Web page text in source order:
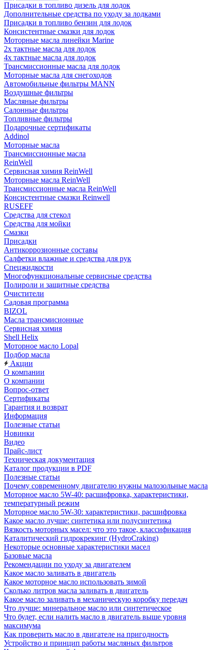
Присадки в топливо дизель для лодок
Дополнительные средства по уходу за лодками
Присадки в топливо бензин для лодок
Консистентные смазки для лодок
Моторные масла линейки Marine
2х тактные масла для лодок
4х тактные масла для лодок
Трансмиссионные масла для лодок
Моторные масла для снегоходов
Автомобильные фильтры MANN
Воздушные фильтры
Масляные фильтры
Салонные фильтры
Топливные фильтры
Подарочные сертификаты
Addinol
Моторные масла
Трансмиссионные масла
ReinWell
Сервисная химия ReinWell
Моторные масла ReinWell
Трансмиссионные масла ReinWell
Консистентные смазки Reinwell
RUSEFF
Средства для стекол
Средства для мойки
Смазки
Присадки
Антикоррозионные составы
Салфетки влажные и средства для рук
Спецжидкости
Многофункциональные сервисные средства
Полироли и защитные средства
Очистители
Садовая программа
BIZOL
Масла трансмисионные
Сервисная химия
Shell Helix
Моторное масло Lopal
Подбор масла
Акции
О компании
О компании
Вопрос-ответ
Сертификаты
Гарантия и возврат
Информация
Полезные статьи
Новинки
Видео
Прайс-лист
Техническая документация
Каталог продукции в PDF
Полезные статьи
Почему современному двигателю нужны малозольные масла
Моторное масло 5W-40: расшифровка, характеристики,
температурный режим
Моторное масло 5W-30: характеристики, расшифровка
Какое масло лучше: синтетика или полусинтетика
Вязкость моторных масел: что это такое, классификация
Каталитический гидрокрекинг (НydroСraking)
Некоторые основные характеристики масел
Базовые масла
Рекомендации по уходу за двигателем
Какое масло заливать в двигатель
Какое моторное масло использовать зимой
Сколько литров масла заливать в двигатель
Какое масло заливать в механическую коробку передач
Что лучше: минеральное масло или синтетическое
Что будет, если налить масло в двигатель выше уровня
максимума
Как проверить масло в двигателе на пригодность
Устройство и принцип работы масляных фильтров